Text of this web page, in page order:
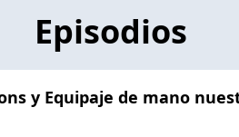
Episodios
y Equipaje de mano